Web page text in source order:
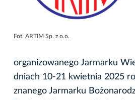
Fot. ARTIM Sp. z o.o.
organizowanego Jarmarku
dniach 10-21 kwietnia 2025
znanego Jarmarku